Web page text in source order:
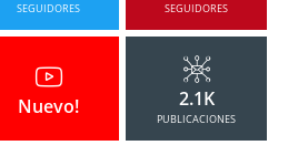
SEGUIDORES SEGUIDORES
Nuevo! 2.1K
PUBLICACIONES